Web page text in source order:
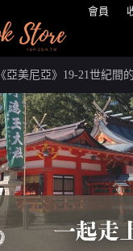
會員
《亞美尼亞》19-21世紀間